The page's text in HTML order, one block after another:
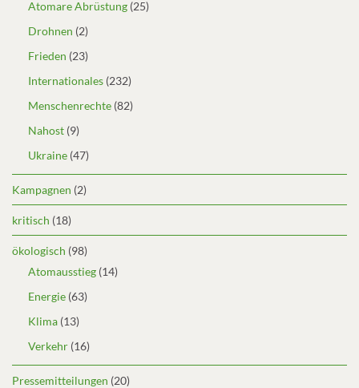
Atomare Abrüstung (25)
Drohnen (2)
Frieden (23)
Internationales (232)
Menschenrechte (82)
Nahost (9)
Ukraine (47)
Kampagnen (2)
kritisch (18)
ökologisch (98)
Atomausstieg (14)
Energie (63)
Klima (13)
Verkehr (16)
Pressemitteilungen (20)